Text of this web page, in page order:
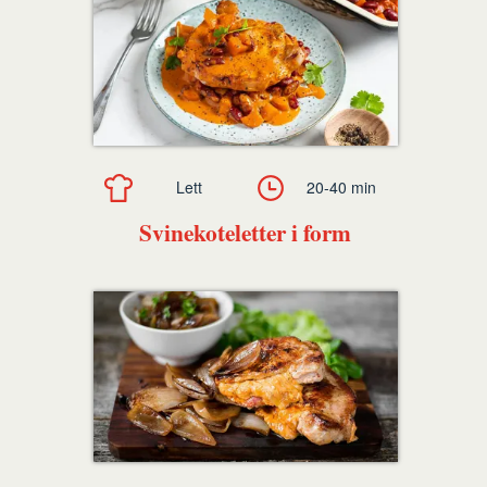
Svinekoteletter i form
Lett 20-40 min